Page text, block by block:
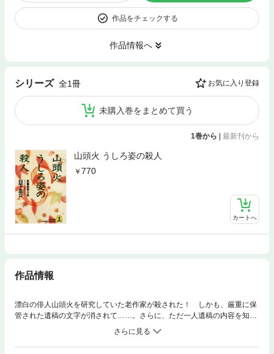
作品をチェックする
作品情報へ
シリーズ 全1冊 お気に入り登録
未購入巻をまとめて買う
1巻から | 最新刊から
山頭火 うしろ姿の殺人
770
カートへ
作品情報
漂白の俳人山頭火を研究していた老作家が殺された！ しかも、厳重に保
管された遺稿の文字が消されて……。さらに、ただ一人遺稿の内容を知る
女性編集者が失踪。遺稿に秘められた山頭火の謎とは何か？ 事件に疑問
を持った女性編集者の同僚は、山頭火の足跡を追って、中国路へ向かう！
文学史の謎と推理を融合した傑作！